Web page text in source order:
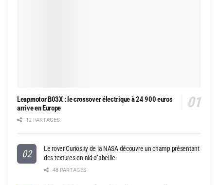
Leapmotor B03X : le crossover électrique à 24 900 euros
arrive en Europe
12 PARTAGES
Le rover Curiosity de la NASA découvre un champ présentant
des textures en nid d’abeille
48 PARTAGES